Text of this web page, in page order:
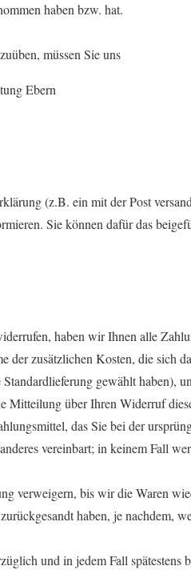
haben bzw. hat.
müssen Sie uns
Ebern
(z.B. ein mit der Post
Sie können dafür das
haben wir Ihnen alle
der zusätzlichen Kosten, die sich
Standardlieferung gewählt haben),
Mitteilung über Ihren Widerruf
das Sie bei der
vereinbart; in keinem Fall
verweigern, bis wir die Waren
haben, je nachdem,
und in jedem Fall